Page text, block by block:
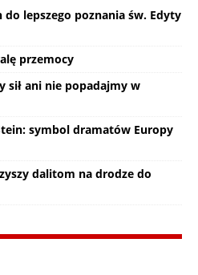
do lepszego poznania św. Edyty
przemocy
sił ani nie popadajmy w
symbol dramatów Europy
dalitom na drodze do